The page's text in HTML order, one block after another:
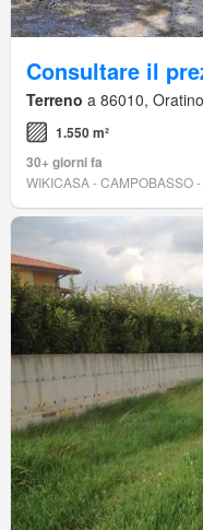
Consultare il
Terreno a 86010,
1.550 m²
30+ giorni fa
WIKICASA - CAMPOBASSO